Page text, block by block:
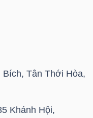
Bích, Tân Thới Hòa,
Khánh Hội,